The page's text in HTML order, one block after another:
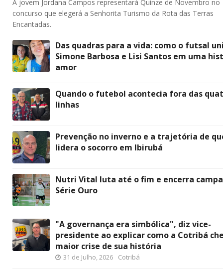
A jovem Jordana Campos representará Quinze de Novembro no
concurso que elegerá a Senhorita Turismo da Rota das Terras
Encantadas.
Das quadras para a vida: como o futsal
Simone Barbosa e Lisi Santos em uma
amor
Quando o futebol acontecia fora das
linhas
Prevenção no inverno e a trajetória de
lidera o socorro em Ibirubá
Nutri Vital luta até o fim e encerra
Série Ouro
"A governança era simbólica", diz vice-
presidente ao explicar como a Cotribá
maior crise de sua história
31 de Julho, 2026 Cotribá